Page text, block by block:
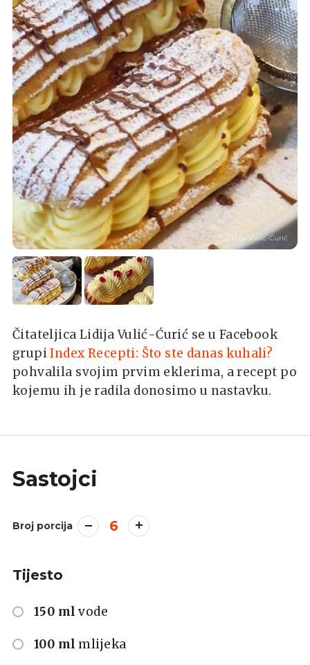
Lidija Vulić-Ćurić
Čitateljica Lidija Vulić-Ćurić se u Facebook
grupiIndex Recepti: Što ste danas kuhali?
pohvalila svojim prvim eklerima, a recept po
kojemu ih je radila donosimo u nastavku.
Sastojci
Broj porcija 6
Tijesto
150 ml vode
100 ml mlijeka